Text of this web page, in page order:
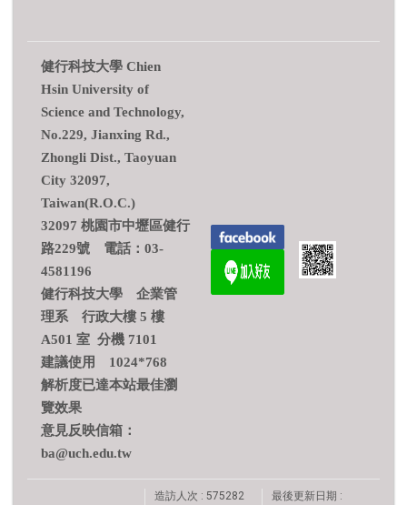
健行科技大學 Chien
Hsin University of
Science and Technology,
No.229, Jianxing Rd.,
Zhongli Dist., Taoyuan
City 32097,
Taiwan(R.O.C.)
32097 桃園市中壢區健行
路229號 電話：03-
4581196
健行科技大學 企業管
理系 行政大樓 5 樓
A501 室 分機 7101
建議使用 1024*768
解析度已達本站最佳瀏
覽效果
意見反映信箱：
ba@uch.edu.tw
造訪人次 : 575282 最後更新日期 :